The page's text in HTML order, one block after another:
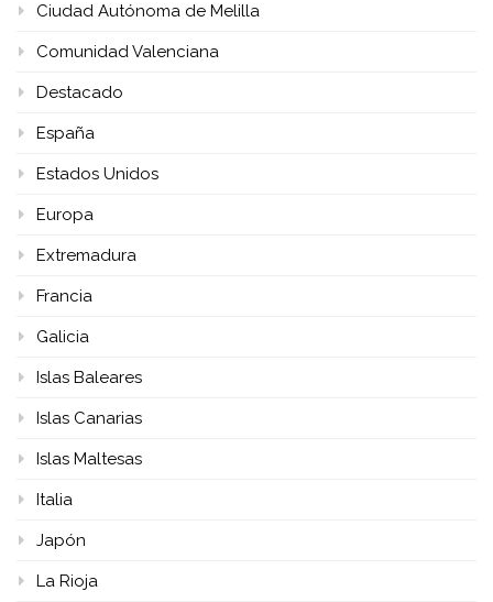
Ciudad Autónoma de Melilla
Comunidad Valenciana
Destacado
España
Estados Unidos
Europa
Extremadura
Francia
Galicia
Islas Baleares
Islas Canarias
Islas Maltesas
Italia
Japón
La Rioja